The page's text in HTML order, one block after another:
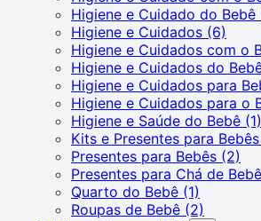
Higiene e Cuidado do Bebê
Higiene e Cuidados (6)
Higiene e Cuidados com o
Higiene e Cuidados do
Higiene e Cuidados para
Higiene e Cuidados para o
Higiene e Saúde do Bebê (1)
Kits e Presentes para Bebês
Presentes para Bebês (2)
Presentes para Chá de Bebê
Quarto do Bebê (1)
Roupas de Bebê (2)